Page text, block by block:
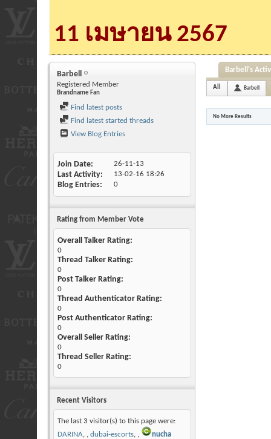
11 เมษายน 2567
Barbell
Registered Member
Brandname Fan
Find latest posts
Find latest started threads
View Blog Entries
Join Date 26-11-13
Last Activity 13-02-16 18:26
Blog Entries 0
Rating from Member Vote
Overall Talker Rating:
0
Thread Talker Rating:
0
Post Talker Rating:
0
Thread Authenticator Rating:
0
Post Authenticator Rating:
0
Overall Seller Rating:
0
Thread Seller Rating:
0
Recent Visitors
The last 3 visitor(s) to this page were:
DARINA, dubai-escorts,
nucha
Barbell's
All Barbell
No More Results